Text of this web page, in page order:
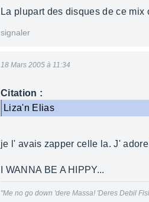
La plupart des disques de ce
signaler
18 Mars 2005 à 11:34
Citation :
Liza'n Elias
je l' avais zapper celle la. J' adore
I WANNA BE A HIPPY...
"Me no go down 'dere Massa! 'Deres Debil